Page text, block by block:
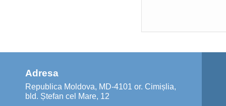
Adresa
Republica Moldova, MD-4101 or. Cimișlia,
bld. Ștefan cel Mare, 12